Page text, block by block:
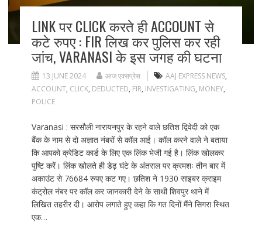
LINK पर CLICK करते ही ACCOUNT से
कटे रुपए : FIR लिख कर पुलिस कर रही
जांच, VARANASI के इस जगह की घटना
13 JUNE 2024 आज एक्सप्रेस AAJ EXPRESS NEWS,
ACCOUNT, CLICK, DEDUCTED, FIR, INVESTIGATING, MONEY,
POLICE
Varanasi : सरसौली नारायनपुर के रहने वाले छतिश द्विवेदी को एक
बैंक के नाम से दो अज्ञात नंबरों से कॉल आई। कॉल करने वाले ने बताया
कि आपको क्रेडिट कार्ड के लिए एक लिंक भेजी गई है। लिंक खोलकर
पुष्टि करें। लिंक खोलते ही डेढ़ घंटे के अंतराल पर क्रमशः तीन बार में
अकाउंट से 76684 रुपए कट गए। छतिश ने 1930 साइबर क्राइम
कंट्रोल नंबर पर कॉल कर जानकारी देने के साथी शिवपुर थाने में
लिखित तहरीर दी। आरोप लगाते हुए कहा कि गत दिनों मैंने सिगरा स्थित
एक…